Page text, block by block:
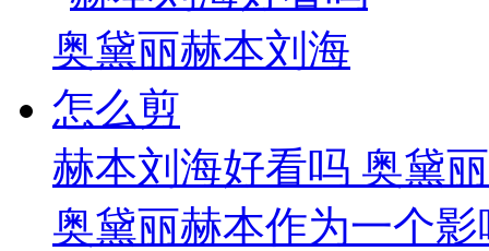
赫本刘海好看吗 奥黛
奥黛丽赫本作为一个